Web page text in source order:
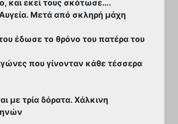
και εκεί τους σκότωσε….
Μετά από σκληρή μάχη
έδωσε το θρόνο του πατέρα του
που γίνονταν κάθε τέσσερα
με τρία δόρατα. Χάλκινη